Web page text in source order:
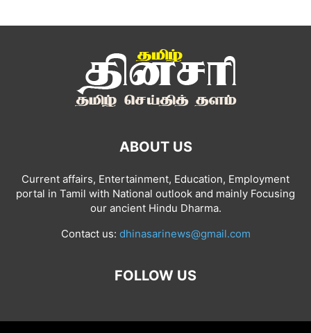
ABOUT US
Current affairs, Entertainment, Education, Employment
portal in Tamil with National outlook and mainly Focusing
our ancient Hindu Dharma.
Contact us: dhinasarinews@gmail.com
FOLLOW US